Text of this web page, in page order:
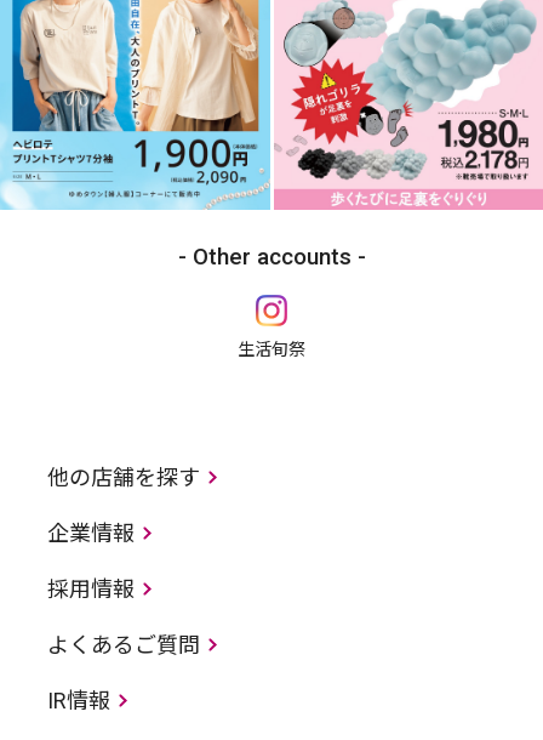
Other accounts
生活旬祭
他の店舗を探す
企業情報
採用情報
よくあるご質問
IR情報